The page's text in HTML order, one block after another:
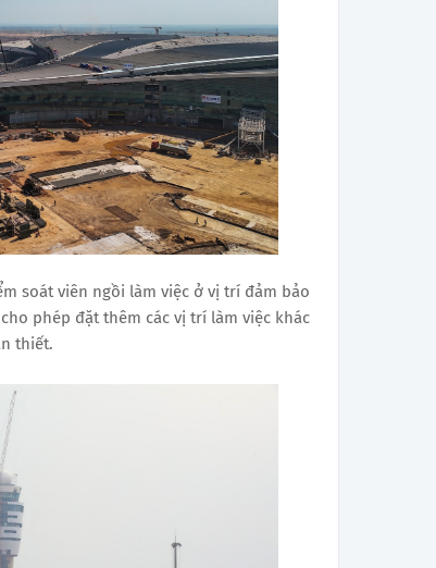
soát viên ngồi làm việc ở vị trí đảm bảo
phép đặt thêm các vị trí làm việc khác
thiết.